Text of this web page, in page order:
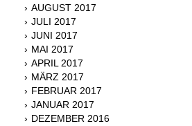
AUGUST 2017
JULI 2017
JUNI 2017
MAI 2017
APRIL 2017
MÄRZ 2017
FEBRUAR 2017
JANUAR 2017
DEZEMBER 2016